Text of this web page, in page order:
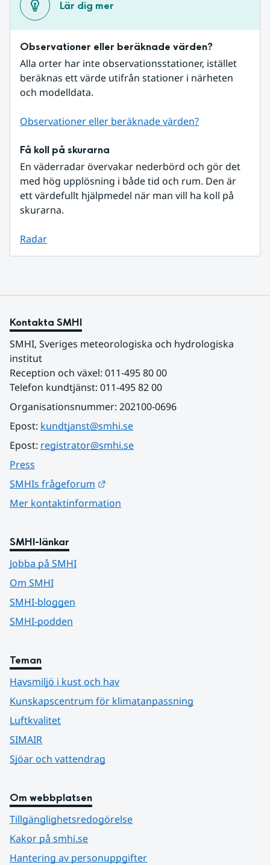
Lär dig mer
Observationer eller beräknade värden?
Alla orter har inte observationsstationer, istället
beräknas ett värde utifrån stationer i närheten
och modelldata.
Observationer eller beräknade värden?
Få koll på skurarna
En väderradar övervakar nederbörd och gör det
med hög upplösning i både tid och rum. Den är
ett värdefullt hjälpmedel när man vill ha koll på
skurarna.
Radar
Kontakta SMHI
SMHI, Sveriges meteorologiska och hydrologiska
institut
Reception och växel: 011-495 80 00
Telefon kundtjänst: 011-495 82 00
Organisationsnummer: 202100-0696
Epost: kundtjanst@smhi.se
Epost: registrator@smhi.se
Press
SMHIs frågeforum
Mer kontaktinformation
SMHI-länkar
Jobba på SMHI
Om SMHI
SMHI-bloggen
SMHI-podden
Teman
Havsmiljö i kust och hav
Kunskapscentrum för klimatanpassning
Luftkvalitet
SIMAIR
Sjöar och vattendrag
Om webbplatsen
Tillgänglighetsredogörelse
Kakor på smhi.se
Hantering av personuppgifter